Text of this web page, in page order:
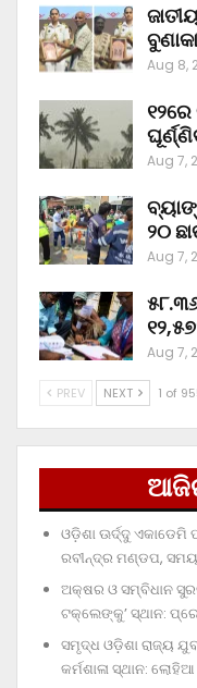
Aug 8,
Aug 7,
୨୦
Aug 7,
Aug 7,
PREV NEXT 1 of
ଓଡ଼ିଶା ଊର୍ଦ୍ଦୁ ଏକାଡେମି
ରବୀନ୍ଦ୍ର ମଣ୍ଡପ, ସମୟ:
ଅକ୍ଷର ଓ ସମ୍ବିଧାନ
ଟକ୍‌ଲେଙ୍କୁ’ ସ୍ଥାନ:
ସମୃଦ୍ଧ ଓଡ଼ିଶା ରାଜ୍ୟ
କର୍ମଶାଳା ସ୍ଥାନ: